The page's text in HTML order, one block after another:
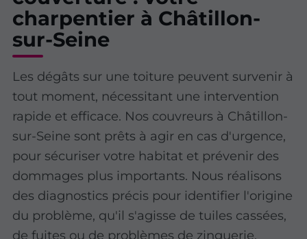
charpentier à Châtillon-
sur-Seine
Les dégâts sur une toiture peuvent survenir à
tout moment, nécessitant une intervention
rapide et efficace. Nos couvreurs à Châtillon-
sur-Seine sont prêts à agir en cas d'urgence,
pour sécuriser votre habitat et prévenir des
dommages plus importants. Nous réalisons
des diagnostics précis pour identifier l'origine
du problème, qu'il s'agisse de tuiles cassées,
de fuites ou de problèmes de zinguerie.